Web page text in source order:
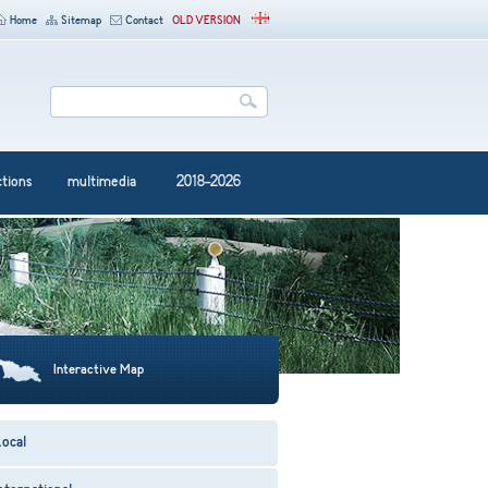
Home Sitemap Contact OLD VERSION
multimedia 2018-2026
Interactive Map